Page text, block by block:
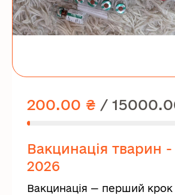
200.00 ₴ /
Вакцинація тварин
2026
Вакцинація — перший крок